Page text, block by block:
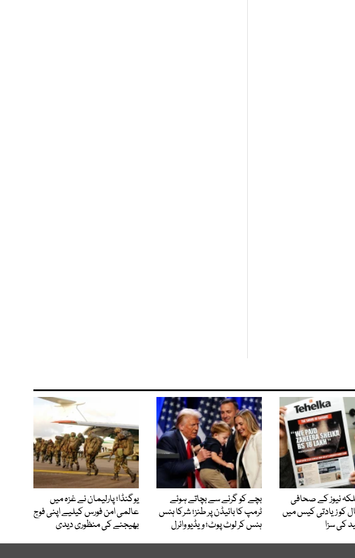
نیوز کے صحافی
کو زیادتی کیس میں
بچے کو گرنے سے بچاتے ہوئے
ٹرمپ کا بائیڈن پر طنز؛ شرکا ہنس
ہنس کر لوٹ پوٹ؛ ویڈیو وائرل
یوگنڈا؛ پارلیمان نے غزہ میں
عالمی امن فورس کیلیے اپنی فوج
بھیجنے کی منظوری دیدی